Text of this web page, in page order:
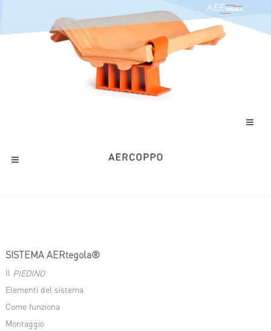
SISTEMA AERtegola®
Il PIEDINO
Elementi del sistema
Come funziona
Montaggio